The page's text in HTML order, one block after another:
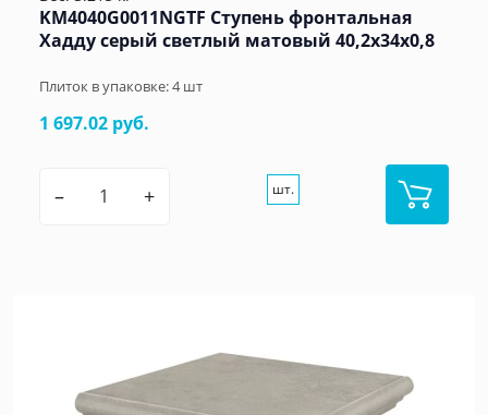
KM4040G0011NGTF Ступень фронтальная
Хадду серый светлый матовый 40,2x34x0,8
Плиток в упаковке:4шт
1 697.02 руб.
– + шт.